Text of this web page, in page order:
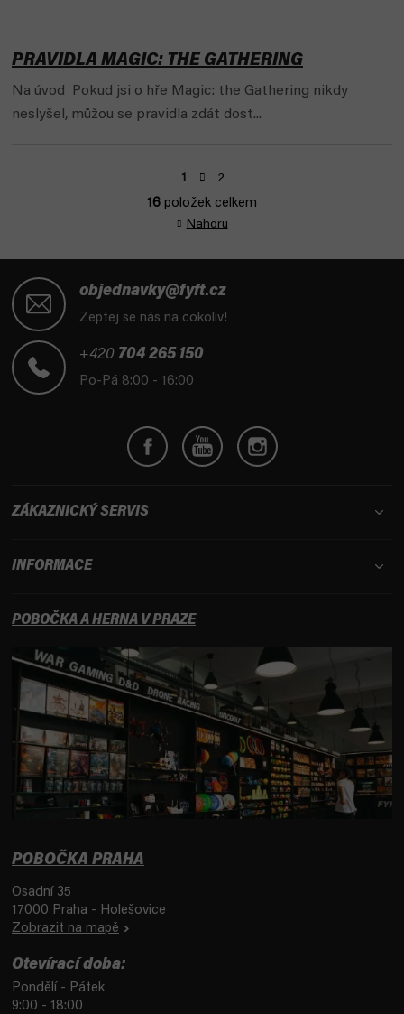
PRAVIDLA MAGIC: THE GATHERING
Na úvod Pokud jsi o hře Magic: the Gathering nikdy
neslyšel, můžou se pravidla zdát dost...
O
v
d
í
k
y
v
S
r
á
k
v
n
1 2
16 položek celkem
Nahoru
objednavky@fyft.cz
Zeptej se nás na cokoliv!
+420 704 265 150
Po-Pá 8:00 - 16:00
ZÁKAZNICKÝ SERVIS
INFORMACE
POBOČKA A HERNA V PRAZE
POBOČKA PRAHA
Osadní 35
17000 Praha - Holešovice
Zobrazit na mapě
Otevírací doba:
Pondělí - Pátek
9:00 - 18:00